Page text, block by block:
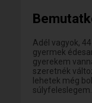
Adél vagyok,
gyermek
gyerekem
szeretnék
lehetek még
súlyfeleslegem.